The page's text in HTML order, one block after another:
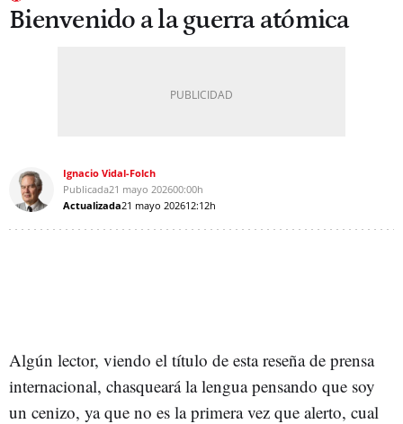
Bienvenido a la guerra atómica
Ignacio Vidal-Folch
Publicada21 mayo 202600:00h
Actualizada21 mayo 202612:12h
Algún lector, viendo el título de esta reseña de prensa
internacional, chasqueará la lengua pensando que soy
un cenizo, ya que no es la primera vez que alerto, cual